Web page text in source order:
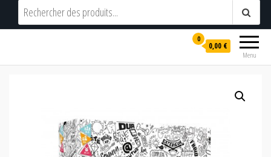
Menu
0
0,00 €